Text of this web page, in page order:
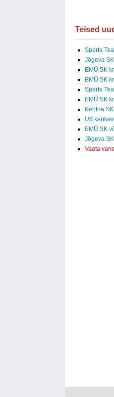
Teised
Sparta
Jõgeva
EMÜ SK
EMÜ SK
Sparta
EMÜ SK
Kehtna
U8
EMÜ SK
Jõgeva
Vaata